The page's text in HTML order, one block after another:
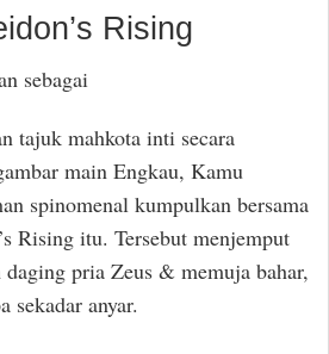
Rising
sebagai
tajuk mahkota inti secara
main Engkau, Kamu
spinomenal kumpulkan bersama
Rising itu. Tersebut menjemput
pria Zeus & memuja bahar,
sekadar anyar.